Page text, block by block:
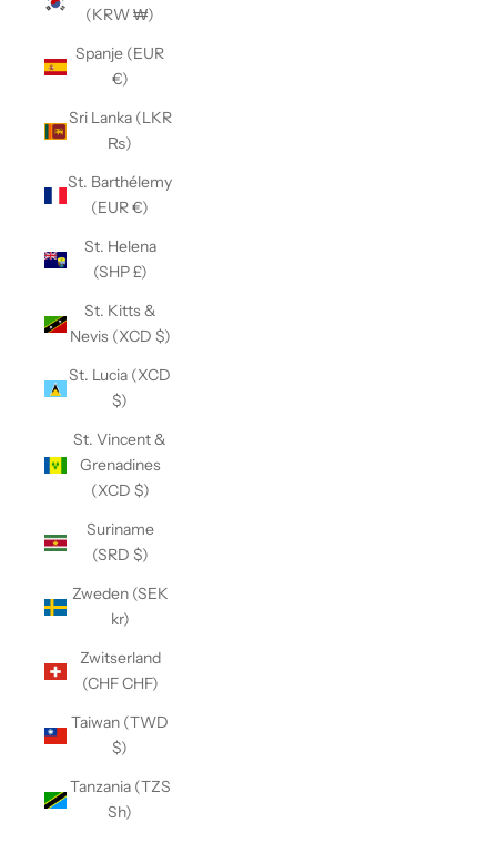
(KRW ₩)
Spanje (EUR
€)
Sri Lanka (LKR
₨)
St. Barthélemy
(EUR €)
St. Helena
(SHP £)
St. Kitts &
Nevis (XCD $)
St. Lucia (XCD
$)
St. Vincent &
Grenadines
(XCD $)
Suriname
(SRD $)
Zweden (SEK
kr)
Zwitserland
(CHF CHF)
Taiwan (TWD
$)
Tanzania (TZS
Sh)